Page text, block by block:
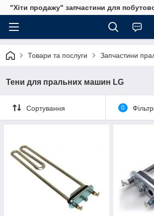
"Хіти продажу" запчастини для
Товари та послуги Запчастини
Тени для пральних машин LG
Сортування 0